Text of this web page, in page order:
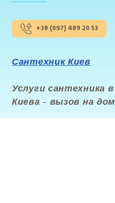
+38 (097) 489 20 53
Сантехник Киев
Услуги сантехника
Киева - вызов на дом